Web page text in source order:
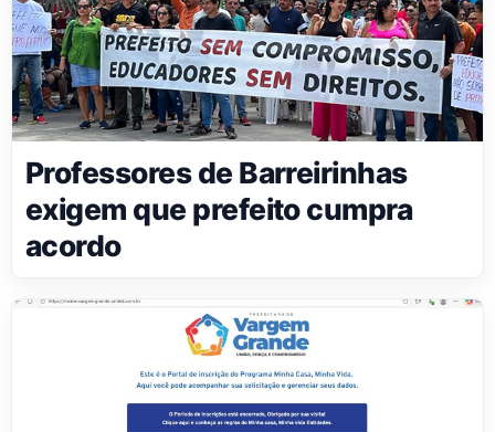
Professores de Barreirinhas
exigem que prefeito cumpra
acordo